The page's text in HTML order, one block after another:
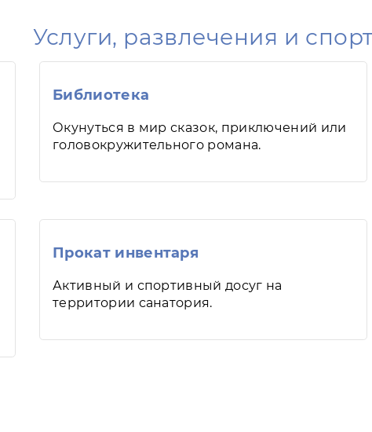
Услуги, развлечения и
Библиотека
Окунуться в мир сказок, приключений или
головокружительного романа.
Прокат инвентаря
Активный и спортивный досуг на
территории санатория.